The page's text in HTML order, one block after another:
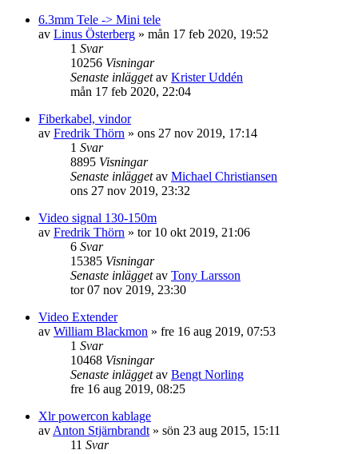
6.3mm Tele -> Mini tele
av Linus Österberg » mån 17 feb 2020, 19:52
1 Svar
10256 Visningar
Senaste inläggetav Krister Uddén
mån 17 feb 2020, 22:04
Fiberkabel, vindor
av Fredrik Thörn » ons 27 nov 2019, 17:14
1 Svar
8895 Visningar
Senaste inläggetav Michael Christiansen
ons 27 nov 2019, 23:32
Video signal 130-150m
av Fredrik Thörn » tor 10 okt 2019, 21:06
6 Svar
15385 Visningar
Senaste inläggetav Tony Larsson
tor 07 nov 2019, 23:30
Video Extender
av William Blackmon » fre 16 aug 2019, 07:53
1 Svar
10468 Visningar
Senaste inläggetav Bengt Norling
fre 16 aug 2019, 08:25
Xlr powercon kablage
av Anton Stjärnbrandt » sön 23 aug 2015, 15:11
11 Svar